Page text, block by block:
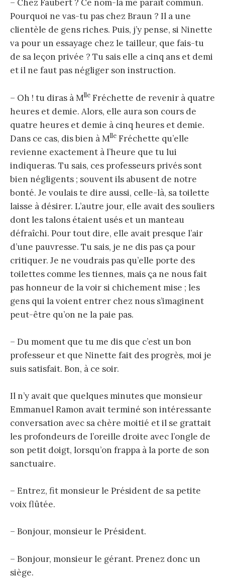
– Chez Faubert ? Ce nom-là me paraît commun.
Pourquoi ne vas-tu pas chez Braun ? Il a une
clientèle de gens riches. Puis, j’y pense, si Ninette
va pour un essayage chez le tailleur, que fais-tu
de sa leçon privée ? Tu sais elle a cinq ans et demi
et il ne faut pas négliger son instruction.
– Oh ! tu diras à Mlle Fréchette de revenir à quatre
heures et demie. Alors, elle aura son cours de
quatre heures et demie à cinq heures et demie.
Dans ce cas, dis bien à Mlle Fréchette qu’elle
revienne exactement à l’heure que tu lui
indiqueras. Tu sais, ces professeurs privés sont
bien négligents ; souvent ils abusent de notre
bonté. Je voulais te dire aussi, celle-là, sa toilette
laisse à désirer. L’autre jour, elle avait des souliers
dont les talons étaient usés et un manteau
défraîchi. Pour tout dire, elle avait presque l’air
d’une pauvresse. Tu sais, je ne dis pas ça pour
critiquer. Je ne voudrais pas qu’elle porte des
toilettes comme les tiennes, mais ça ne nous fait
pas honneur de la voir si chichement mise ; les
gens qui la voient entrer chez nous s’imaginent
peut-être qu’on ne la paie pas.
– Du moment que tu me dis que c’est un bon
professeur et que Ninette fait des progrès, moi je
suis satisfait. Bon, à ce soir.
Il n’y avait que quelques minutes que monsieur
Emmanuel Ramon avait terminé son intéressante
conversation avec sa chère moitié et il se grattait
les profondeurs de l’oreille droite avec l’ongle de
son petit doigt, lorsqu’on frappa à la porte de son
sanctuaire.
– Entrez, fit monsieur le Président de sa petite
voix flûtée.
– Bonjour, monsieur le Président.
– Bonjour, monsieur le gérant. Prenez donc un
siège.